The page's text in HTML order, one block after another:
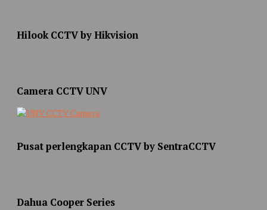
Hilook CCTV by Hikvision
Camera CCTV UNV
Pusat perlengkapan CCTV by SentraCCTV
Dahua Cooper Series